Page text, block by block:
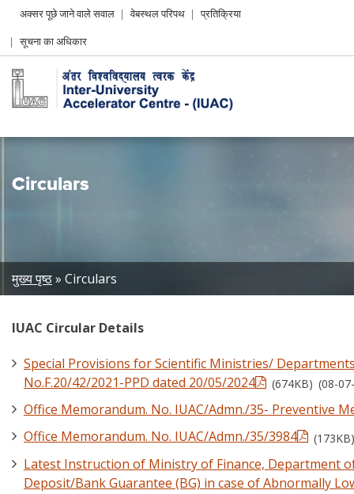
Header
menu
अक्सर पूछे जाने वाले सवाल वेबस्थल परिपथ
प्रतिक्रिया
सूचना का अधिकार
Circulars
Breadcrumb
मुख्य पृष्ठ Circulars
IUAC Circular Details
Special Provisions for Scientific Ministries/
No.F.20/42/2021-PPD dated 20/05/2024
(674KB) (08-
Office Memorandum. No. IUAC/Admn./35- Preventive
Office Memorandum. No. IUAC/Admn./35/3984
Latest Instruction of Ministry of Finance, Department
Deposit/Bank Guarantee (BG) in case of Abnormally